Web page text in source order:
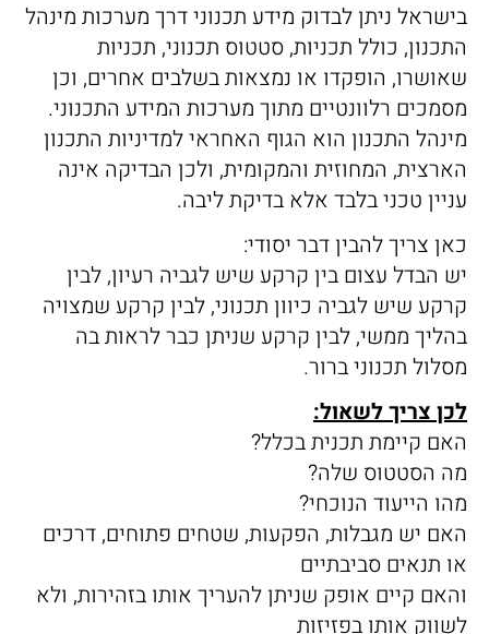
בישראל ניתן לבדוק מידע תכנוני דרך מערכות מינהל
התכנון, כולל תכניות, סטטוס תכנוני, תכניות
שאושרו, הופקדו או נמצאות בשלבים אחרים, וכן
מסמכים רלוונטיים מתוך מערכות המידע התכנוני.
מינהל התכנון הוא הגוף האחראי למדיניות התכנון
הארצית, המחוזית והמקומית, ולכן הבדיקה אינה
עניין טכני בלבד אלא בדיקת ליבה.
כאן צריך להבין דבר יסודי:
יש הבדל עצום בין קרקע שיש לגביה רעיון, לבין
קרקע שיש לגביה כיוון תכנוני, לבין קרקע שמצויה
בהליך ממשי, לבין קרקע שניתן כבר לראות בה
מסלול תכנוני ברור.
לכן צריך לשאול:
האם קיימת תכנית בכלל?
מה הסטטוס שלה?
מהו הייעוד הנוכחי?
האם יש מגבלות, הפקעות, שטחים פתוחים, דרכים
או תנאים סביבתיים
והאם קיים אופק שניתן להעריך אותו בזהירות, ולא
לשווק אותו בפזיזות